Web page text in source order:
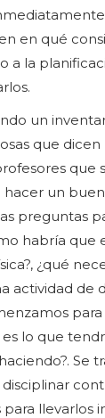
en qué
a la
un
que
que
un
preguntas
habría que
¿qué
actividad de
es lo que
Se
para llevarlos